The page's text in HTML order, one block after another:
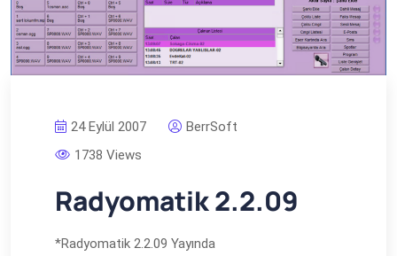
24 Eylül 2007
BerrSoft
1738 Views
Radyomatik 2.2.09
*Radyomatik 2.2.09 Yayında